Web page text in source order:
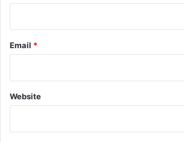
Email *
Website